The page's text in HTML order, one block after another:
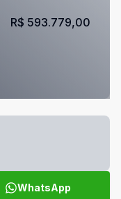
R$ 593.779,00
WhatsApp